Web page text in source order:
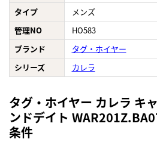
タイプ
メンズ
管理NO
HO583
ブランド
タグ・ホイヤー
シリーズ
カレラ
タグ・ホイヤー カレラ キ
ンドデイト
条件